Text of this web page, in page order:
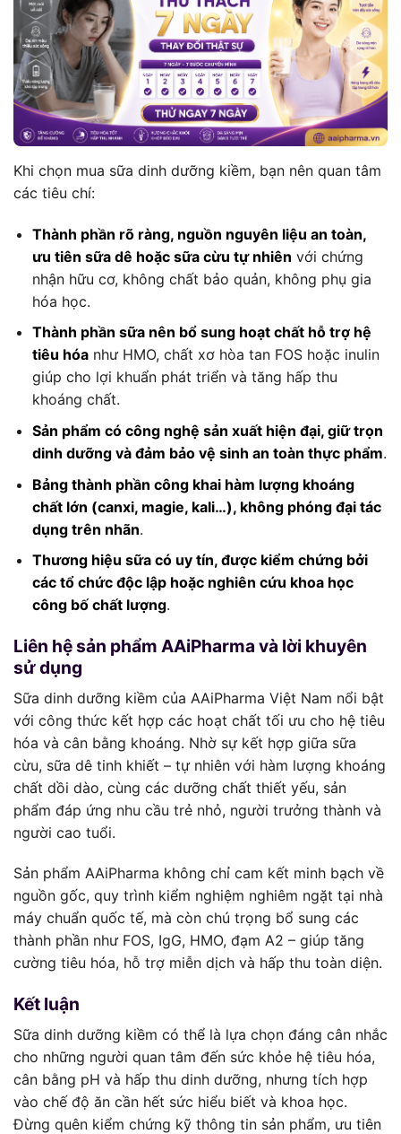
Khi chọn mua sữa dinh dưỡng kiềm, bạn nên quan tâm
các tiêu chí:
Thành phần rõ ràng, nguồn nguyên liệu an toàn,
ưu tiên sữa dê hoặc sữa cừu tự nhiên với chứng
nhận hữu cơ, không chất bảo quản, không phụ gia
hóa học.
Thành phần sữa nên bổ sung hoạt chất hỗ trợ hệ
tiêu hóanhư HMO, chất xơ hòa tan FOS hoặc inulin
giúp cho lợi khuẩn phát triển và tăng hấp thu
khoáng chất.
Sản phẩm có công nghệ sản xuất hiện đại, giữ trọn
dinh dưỡng và đảm bảo vệ sinh an toàn thực phẩm.
Bảng thành phần công khai hàm lượng khoáng
chất lớn (canxi, magie, kali…), không phóng đại tác
dụng trên nhãn.
Thương hiệu sữa có uy tín, được kiểm chứng bởi
các tổ chức độc lập hoặc nghiên cứu khoa học
công bố chất lượng.
Liên hệ sản phẩm AAiPharma và lời khuyên
sử dụng
Sữa dinh dưỡng kiềm của AAiPharma Việt Nam nổi bật
với công thức kết hợp các hoạt chất tối ưu cho hệ tiêu
hóa và cân bằng khoáng. Nhờ sự kết hợp giữa sữa
cừu, sữa dê tinh khiết – tự nhiên với hàm lượng khoáng
chất dồi dào, cùng các dưỡng chất thiết yếu, sản
phẩm đáp ứng nhu cầu trẻ nhỏ, người trưởng thành và
người cao tuổi.
Sản phẩm AAiPharma không chỉ cam kết minh bạch về
nguồn gốc, quy trình kiểm nghiệm nghiêm ngặt tại nhà
máy chuẩn quốc tế, mà còn chú trọng bổ sung các
thành phần như FOS, IgG, HMO, đạm A2 – giúp tăng
cường tiêu hóa, hỗ trợ miễn dịch và hấp thu toàn diện.
Kết luận
Sữa dinh dưỡng kiềm có thể là lựa chọn đáng cân nhắc
cho những người quan tâm đến sức khỏe hệ tiêu hóa,
cân bằng pH và hấp thu dinh dưỡng, nhưng tích hợp
vào chế độ ăn cần hết sức hiểu biết và khoa học.
Đừng quên kiểm chứng kỹ thông tin sản phẩm, ưu tiên